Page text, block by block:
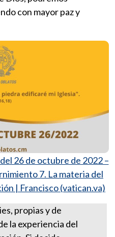
con mayor paz y
26 de octubre de 2022 –
7. La materia del
| Francisco (vatican.va)
del Papa
propias y de
la experiencia del